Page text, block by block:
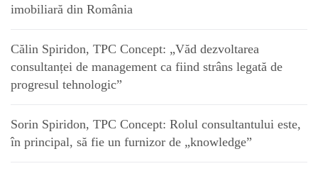
imobiliară din România
Călin Spiridon, TPC Concept: „Văd dezvoltarea
consultanței de management ca fiind strâns legată de
progresul tehnologic”
Sorin Spiridon, TPC Concept: Rolul consultantului este,
în principal, să fie un furnizor de „knowledge”